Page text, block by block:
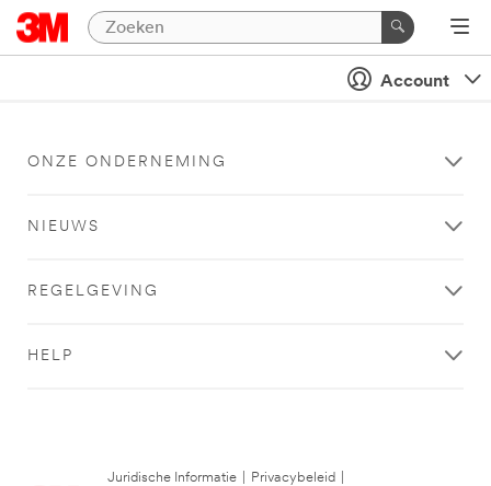
Account
ONZE ONDERNEMING
NIEUWS
REGELGEVING
HELP
Juridische Informatie Privacybeleid